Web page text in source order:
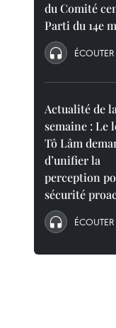
du Comité
Parti du 14e
ÉCOUTER
Actualité de la
semaine : Le
Tô Lâm
d’unifier la
perception
sécurité
ÉCOUTER